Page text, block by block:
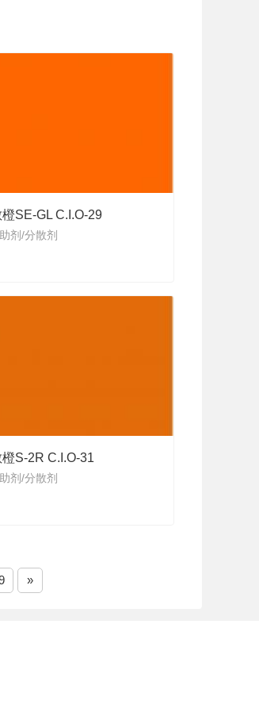
SE-GL C.I.O-29
剂/分散剂
S-2R C.I.O-31
剂/分散剂
»